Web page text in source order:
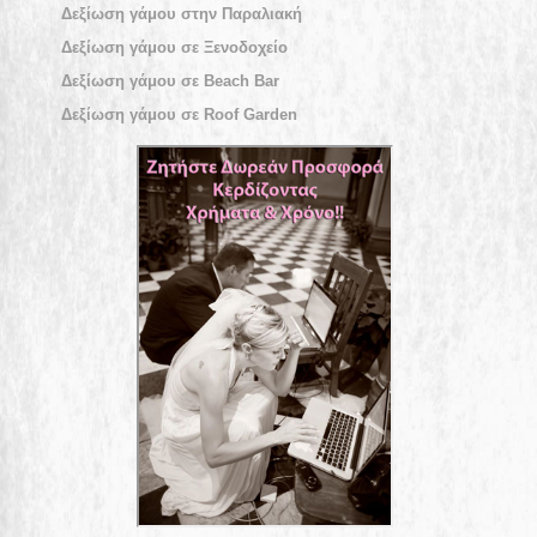
Δεξίωση γάμου στην Παραλιακή
Δεξίωση γάμου σε Ξενοδοχείο
Δεξίωση γάμου σε Beach Bar
Δεξίωση γάμου σε Roof Garden